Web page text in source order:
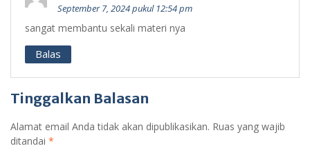
September 7, 2024 pukul 12:54 pm
sangat membantu sekali materi nya
Balas
Tinggalkan Balasan
Alamat email Anda tidak akan dipublikasikan. Ruas yang wajib
ditandai *